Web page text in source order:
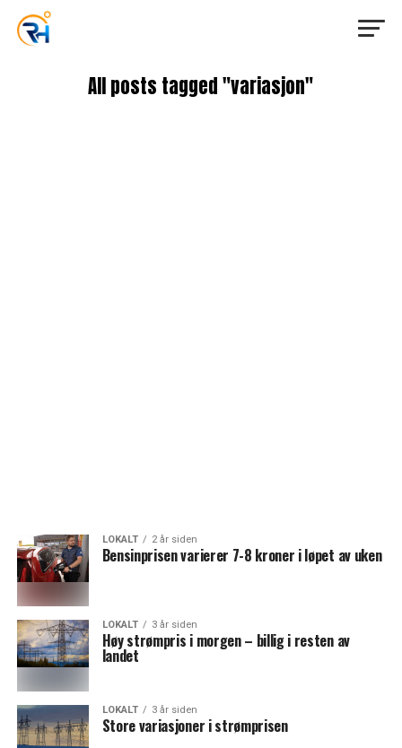
All posts tagged "variasjon"
LOKALT 2 år siden
Bensinprisen varierer 7-8 kroner i løpet av uken
LOKALT 3 år siden
Høy strømpris i morgen – billig i resten av
landet
LOKALT 3 år siden
Store variasjoner i strømprisen